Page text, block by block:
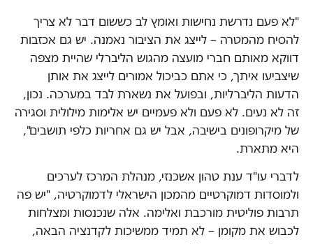
"לא פעם נדרשת נחישות ואומץ לב כששום דבר לא צריך
להסיח מהמטרה – לייצג את הציבור נאמנה. יש גם אכזבות
דווקא מאותם חברי מועצה מהגוש הליברלי שהיית מצפה
שיצביעו איתך, כי אתם כביכול אמורים לייצג את אותן
הדעות הליברליות, ובפועל את נשארת לבד במערכה. נכון,
זה לא נעים. לא פעם ולא פעמיים יש אלימות מילולית וסגירה
של מיקרופונים בישיבה, אבל יש גם אחריות כלפי תושבים",
היא מתארת.
לדברי עו"ד ענת טהון אשכנזי, מנהלת המרכז לערכים
ולמוסדות דמוקרטיים מהמכון הישראלי לדמוקרטיה, "יש פה
תרבות פוליטית מורכבת ואלימה. אלה שנכנסות ומצלחות
לכבוש את מקומן – לא תמיד ממשיכות לקדנציה הבאה,